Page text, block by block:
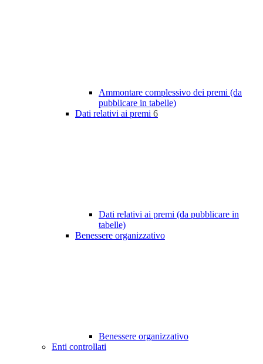
Ammontare complessivo dei premi (da
pubblicare in tabelle)
Dati relativi ai premi 6
Dati relativi ai premi (da pubblicare in
tabelle)
Benessere organizzativo
Benessere organizzativo
Enti controllati